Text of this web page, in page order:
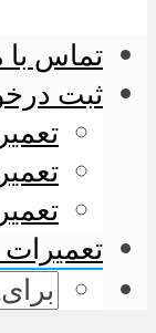
تماس با
ثبت